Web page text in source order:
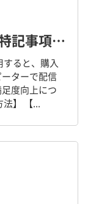
リピーター設定／ランク／特記事項／購入履歴について
ると、購入
ターで配信
度向上につ
】 【...